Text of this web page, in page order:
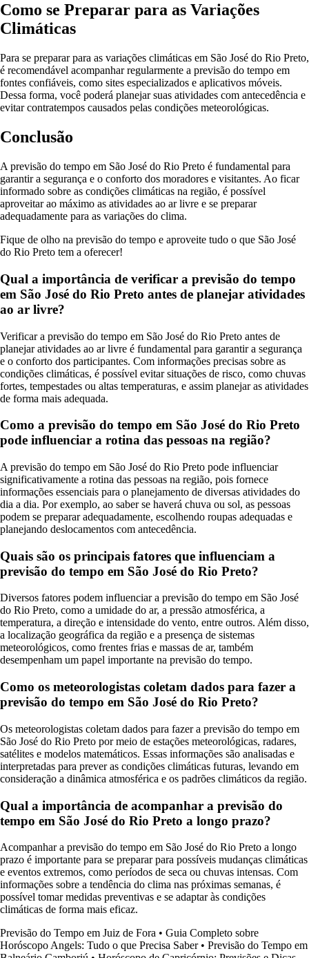
Como se Preparar para as Variações
Climáticas
Para se preparar para as variações climáticas em São José do Rio Preto,
é recomendável acompanhar regularmente a previsão do tempo em
fontes confiáveis, como sites especializados e aplicativos móveis.
Dessa forma, você poderá planejar suas atividades com antecedência e
evitar contratempos causados pelas condições meteorológicas.
Conclusão
A previsão do tempo em São José do Rio Preto é fundamental para
garantir a segurança e o conforto dos moradores e visitantes. Ao ficar
informado sobre as condições climáticas na região, é possível
aproveitar ao máximo as atividades ao ar livre e se preparar
adequadamente para as variações do clima.
Fique de olho na previsão do tempo e aproveite tudo o que São José
do Rio Preto tem a oferecer!
Qual a importância de verificar a previsão do tempo
em São José do Rio Preto antes de planejar atividades
ao ar livre?
Verificar a previsão do tempo em São José do Rio Preto antes de
planejar atividades ao ar livre é fundamental para garantir a segurança
e o conforto dos participantes. Com informações precisas sobre as
condições climáticas, é possível evitar situações de risco, como chuvas
fortes, tempestades ou altas temperaturas, e assim planejar as atividades
de forma mais adequada.
Como a previsão do tempo em São José do Rio Preto
pode influenciar a rotina das pessoas na região?
A previsão do tempo em São José do Rio Preto pode influenciar
significativamente a rotina das pessoas na região, pois fornece
informações essenciais para o planejamento de diversas atividades do
dia a dia. Por exemplo, ao saber se haverá chuva ou sol, as pessoas
podem se preparar adequadamente, escolhendo roupas adequadas e
planejando deslocamentos com antecedência.
Quais são os principais fatores que influenciam a
previsão do tempo em São José do Rio Preto?
Diversos fatores podem influenciar a previsão do tempo em São José
do Rio Preto, como a umidade do ar, a pressão atmosférica, a
temperatura, a direção e intensidade do vento, entre outros. Além disso,
a localização geográfica da região e a presença de sistemas
meteorológicos, como frentes frias e massas de ar, também
desempenham um papel importante na previsão do tempo.
Como os meteorologistas coletam dados para fazer a
previsão do tempo em São José do Rio Preto?
Os meteorologistas coletam dados para fazer a previsão do tempo em
São José do Rio Preto por meio de estações meteorológicas, radares,
satélites e modelos matemáticos. Essas informações são analisadas e
interpretadas para prever as condições climáticas futuras, levando em
consideração a dinâmica atmosférica e os padrões climáticos da região.
Qual a importância de acompanhar a previsão do
tempo em São José do Rio Preto a longo prazo?
Acompanhar a previsão do tempo em São José do Rio Preto a longo
prazo é importante para se preparar para possíveis mudanças climáticas
e eventos extremos, como períodos de seca ou chuvas intensas. Com
informações sobre a tendência do clima nas próximas semanas, é
possível tomar medidas preventivas e se adaptar às condições
climáticas de forma mais eficaz.
Previsão do Tempo em Juiz de Fora • Guia Completo sobre
Horóscopo Angels: Tudo o que Precisa Saber• Previsão do Tempo em